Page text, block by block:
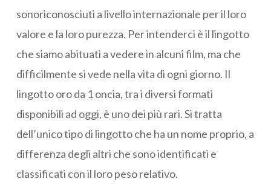
sonoriconosciuti a livello internazionale per il loro
valore e la loro purezza. Per intenderci è il lingotto
che siamo abituati a vedere in alcuni film, ma che
difficilmente si vede nella vita di ogni giorno. Il
lingotto oro da 1 oncia, tra i diversi formati
disponibili ad oggi, è uno dei più rari. Si tratta
dell’unico tipo di lingotto che ha un nome proprio, a
differenza degli altri che sono identificati e
classificati con il loro peso relativo.